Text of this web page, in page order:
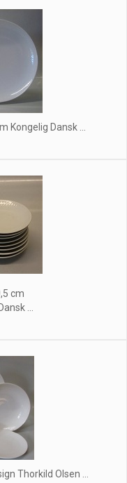
Kongelig Dansk ...
cm
...
Thorkild Olsen ...